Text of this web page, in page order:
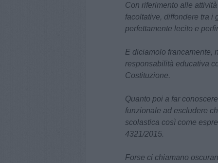
Con riferimento alle
facoltative, diffondere tra i
perfettamente lecito e
E diciamolo francamente,
responsabilità educativa
Costituzione.
Quanto poi a far
funzionale ad escludere
scolastica così come
4321/2015.
Forse ci chiamano